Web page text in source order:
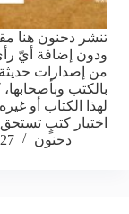
تنشر دحنون هنا
ودون إضافة أيّ
من إصدارات حديثة
بالكتب
لهذا الكتاب أو
اختيار كتبٍ تستحق
دحنون
27 أغسطس, 2016